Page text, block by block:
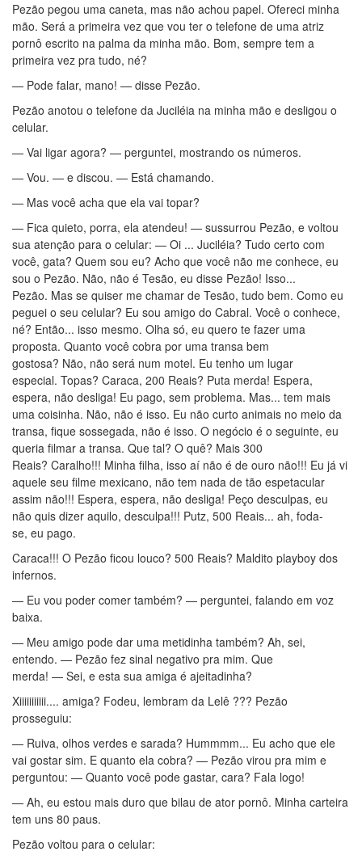
Pezão pegou uma caneta, mas não achou papel. Ofereci minha
mão. Será a primeira vez que vou ter o telefone de uma atriz
pornô escrito na palma da minha mão. Bom, sempre tem a
primeira vez pra tudo, né?
— Pode falar, mano! — disse Pezão.
Pezão anotou o telefone da Juciléia na minha mão e desligou o
celular.
— Vai ligar agora? — perguntei, mostrando os números.
— Vou. — e discou. — Está chamando.
— Mas você acha que ela vai topar?
— Fica quieto, porra, ela atendeu! — sussurrou Pezão, e voltou
sua atenção para o celular: — Oi ... Juciléia? Tudo certo com
você, gata? Quem sou eu? Acho que você não me conhece, eu
sou o Pezão. Não, não é Tesão, eu disse Pezão! Isso...
Pezão. Mas se quiser me chamar de Tesão, tudo bem. Como eu
peguei o seu celular? Eu sou amigo do Cabral. Você o conhece,
né? Então... isso mesmo. Olha só, eu quero te fazer uma
proposta. Quanto você cobra por uma transa bem
gostosa? Não, não será num motel. Eu tenho um lugar
especial. Topas? Caraca, 200 Reais? Puta merda! Espera,
espera, não desliga! Eu pago, sem problema. Mas... tem mais
uma coisinha. Não, não é isso. Eu não curto animais no meio da
transa, fique sossegada, não é isso. O negócio é o seguinte, eu
queria filmar a transa. Que tal? O quê? Mais 300
Reais? Caralho!!! Minha filha, isso aí não é de ouro não!!! Eu já vi
aquele seu filme mexicano, não tem nada de tão espetacular
assim não!!! Espera, espera, não desliga! Peço desculpas, eu
não quis dizer aquilo, desculpa!!! Putz, 500 Reais... ah, foda-
se, eu pago.
Caraca!!! O Pezão ficou louco? 500 Reais? Maldito playboy dos
infernos.
— Eu vou poder comer também? — perguntei, falando em voz
baixa.
— Meu amigo pode dar uma metidinha também? Ah, sei,
entendo. — Pezão fez sinal negativo pra mim. Que
merda! — Sei, e esta sua amiga é ajeitadinha?
Xiiiiiiiiiii.... amiga? Fodeu, lembram da Lelê ??? Pezão
prosseguiu:
— Ruiva, olhos verdes e sarada? Hummmm... Eu acho que ele
vai gostar sim. E quanto ela cobra? — Pezão virou pra mim e
perguntou: — Quanto você pode gastar, cara? Fala logo!
— Ah, eu estou mais duro que bilau de ator pornô. Minha carteira
tem uns 80 paus.
Pezão voltou para o celular: